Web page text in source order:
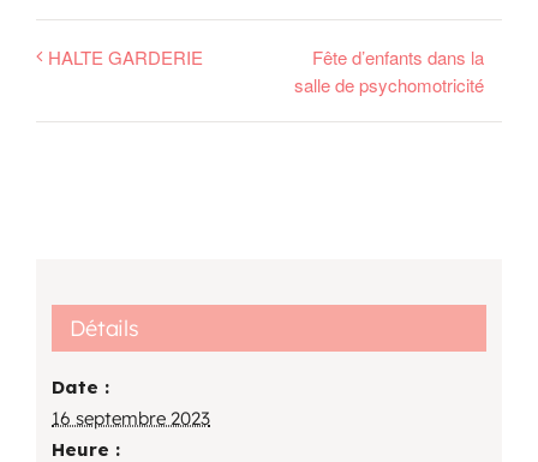
HALTE GARDERIE
Fête d’enfants dans la
salle de psychomotricité
Détails
Date :
16 septembre 2023
Heure :